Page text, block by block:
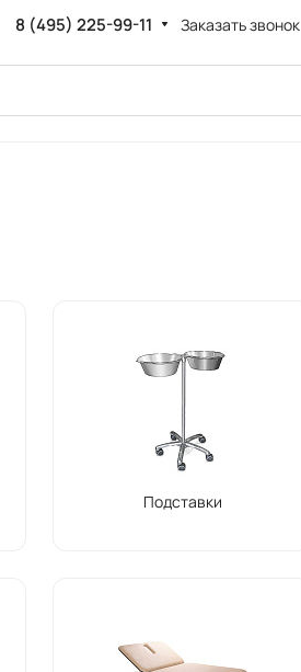
8 (495) 225-99-11 Заказать звонок
Подставки